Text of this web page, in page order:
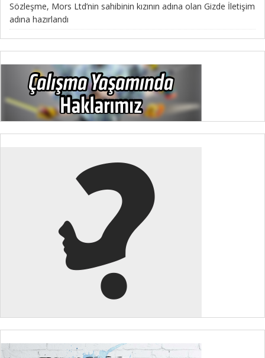
Sözleşme, Mors Ltd’nin sahibinin kızının adına olan Gizde İletişim
adına hazırlandı